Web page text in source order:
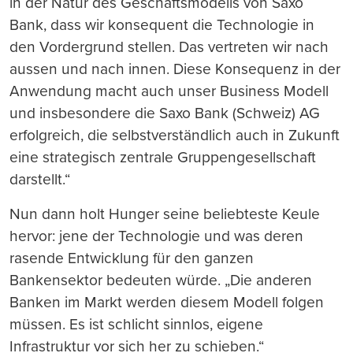
Bank, dass wir konsequent die Technologie in
den Vordergrund stellen. Das vertreten wir nach
aussen und nach innen. Diese Konsequenz in der
Anwendung macht auch unser Business Modell
und insbesondere die Saxo Bank (Schweiz) AG
erfolgreich, die selbstverständlich auch in Zukunft
eine strategisch zentrale Gruppengesellschaft
darstellt.“
Nun dann holt Hunger seine beliebteste Keule
hervor: jene der Technologie und was deren
rasende Entwicklung für den ganzen
Bankensektor bedeuten würde. „Die anderen
Banken im Markt werden diesem Modell folgen
müssen. Es ist schlicht sinnlos, eigene
Infrastruktur vor sich her zu schieben.“